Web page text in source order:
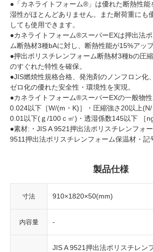
●「カネライトフォーム®」は優れた断熱性能
湿性がほとんどありません。また耐荷重にも
しても使用できます。
●カネライトフォーム®スーパーEXは押出法
ム断熱材3種bAに対し、断熱性能が15%アップ
●押出ポリスチレンフォーム断熱材3種bの圧
のすぐれた特性を確保。
●JIS燃焼性規格合格、発泡剤のノンフロン化
ゼロ化の優れた安全性・環境性を実現。
●カネライトフォーム®スーパーEXの一般物
0.024以下［W/(m・K)］・圧縮強さ20以上
0.01以下(ｇ/100ｃ㎡)・透湿係数145以下 ［
●素材:・JIS A 9521押出法ポリスチレンフォ
9511押出法ポリスチレンフォーム保温材・記
製品仕様
寸法 910×1820×50(mm)
内容量 -
JIS A 9521押出法ポリスチレン